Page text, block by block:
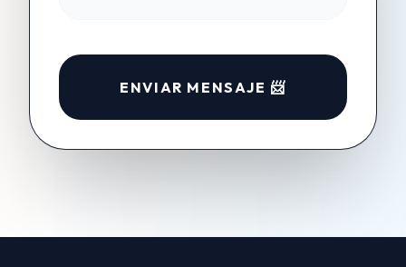
ENVIAR MENSAJE 📨